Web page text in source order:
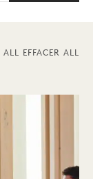
ALL EFFACER ALL